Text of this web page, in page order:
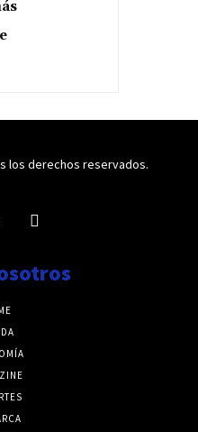
los derechos reservados.